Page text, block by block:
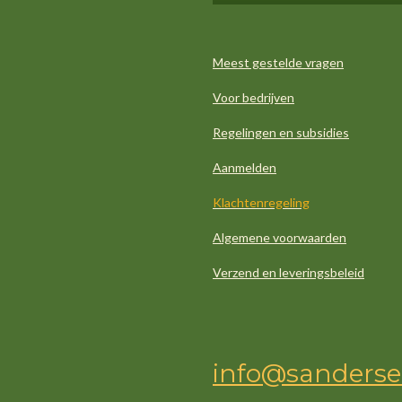
Meest gestelde vragen
Voor bedrijven
Regelingen en subsidies
Aanmelden
Klachtenregeling
Algemene voorwaarden
Verzend en leveringsbeleid